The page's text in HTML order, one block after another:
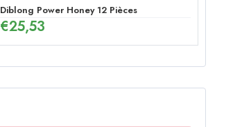
Diblong Power Honey 12 Pièces
€25,53